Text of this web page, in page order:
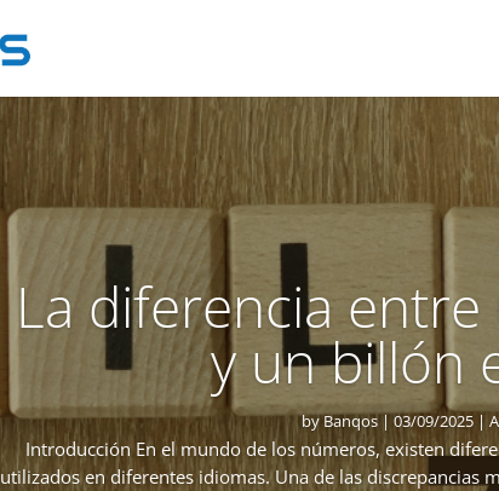
La diferencia
y un billón
byBanqos | 03/09/2025 |
Introducción En el mundo de los números, existen
utilizados en diferentes idiomas. Una de las discrepancias